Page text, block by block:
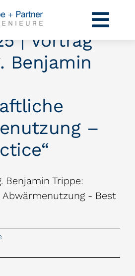
| Vortrag
Benjamin
–
Benjamin Trippe:
Abwärmenutzung - Best